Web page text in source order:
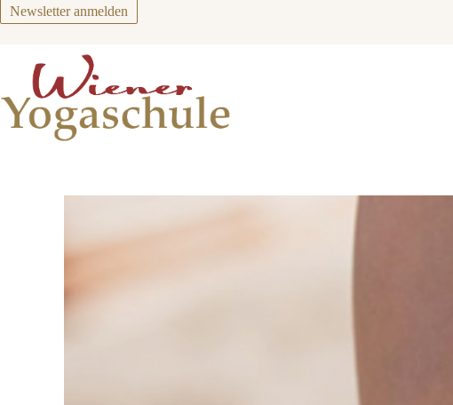
Zum
Inhalt
Newsletter anmelden